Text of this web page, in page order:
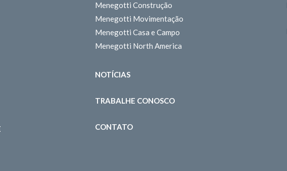
Menegotti Construção
Menegotti Movimentação
Menegotti Casa e Campo
Menegotti North America
NOTÍCIAS
TRABALHE CONOSCO
CONTATO